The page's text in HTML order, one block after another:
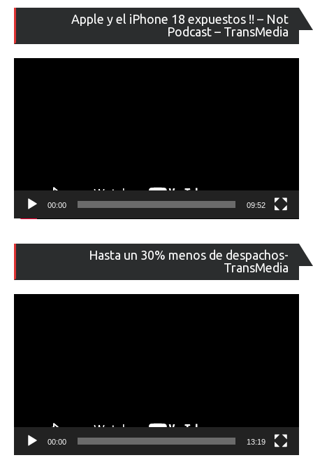
Apple y el iPhone 18 expuestos !! – Not
Podcast – TransMedia
de
00:00 09:52
Hasta un 30% menos de despachos-
TransMedia
de
00:00 13:19